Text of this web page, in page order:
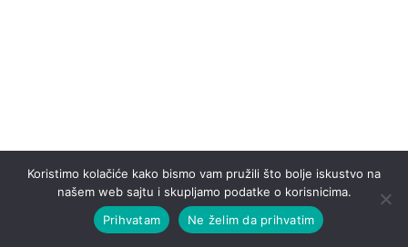
Koristimo kolačiće kako bismo vam pružili što bolje iskustvo na
našem web sajtu i skupljamo podatke o korisnicima.
Prihvatam
Ne želim da prihvatim